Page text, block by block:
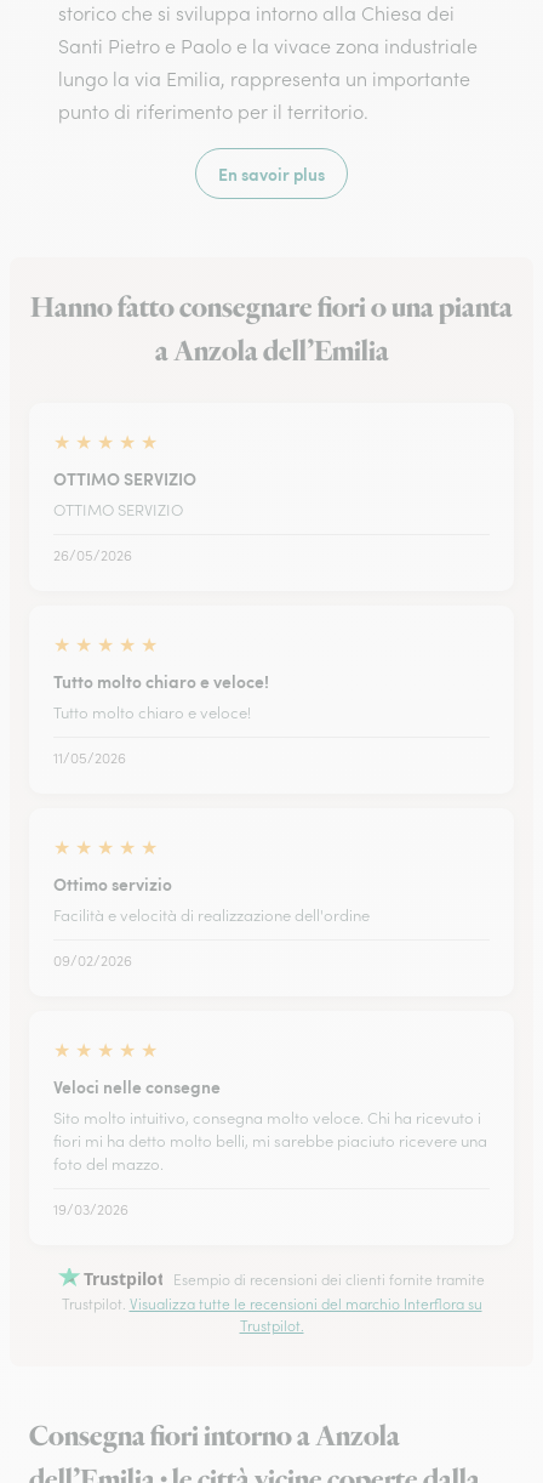
storico che si sviluppa intorno alla Chiesa dei
Santi Pietro e Paolo e la vivace zona industriale
lungo la via Emilia, rappresenta un importante
punto di riferimento per il territorio.
En savoir plus
Hanno fatto consegnare fiori o una pianta
a Anzola dell’Emilia
★ ★ ★ ★ ★
OTTIMO SERVIZIO
OTTIMO SERVIZIO
26/05/2026
★ ★ ★ ★ ★
Tutto molto chiaro e veloce!
Tutto molto chiaro e veloce!
11/05/2026
★ ★ ★ ★ ★
Ottimo servizio
Facilità e velocità di realizzazione dell'ordine
09/02/2026
★ ★ ★ ★ ★
Veloci nelle consegne
Sito molto intuitivo, consegna molto veloce. Chi ha ricevuto i
fiori mi ha detto molto belli, mi sarebbe piaciuto ricevere una
foto del mazzo.
19/03/2026
Trustpilot
Esempio di recensioni dei clienti fornite tramite
Trustpilot. Visualizza tutte le recensioni del marchio Interflora su
Trustpilot.
Consegna fiori intorno a Anzola